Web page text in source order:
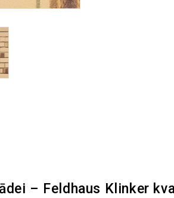
– Feldhaus Klinker